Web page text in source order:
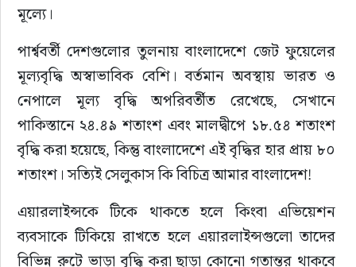
মূল্যে।
পার্শ্ববর্তী দেশগুলোর তুলনায় বাংলাদেশে জেট ফুয়েলের
মূল্যবৃদ্ধি অস্বাভাবিক বেশি। বর্তমান অবস্থায় ভারত ও
নেপালে মূল্য বৃদ্ধি অপরিবর্তীত রেখেছে, সেখানে
পাকিস্তানে ২৪.৪৯ শতাংশ এবং মালদ্বীপে ১৮.৫৪ শতাংশ
বৃদ্ধি করা হয়েছে, কিন্তু বাংলাদেশে এই বৃদ্ধির হার প্রায় ৮০
শতাংশ। সত্যিই সেলুকাস কি বিচিত্র আমার বাংলাদেশ!
এয়ারলাইন্সকে টিকে থাকতে হলে কিংবা এভিয়েশন
ব্যবসাকে টিকিয়ে রাখতে হলে এয়ারলাইন্সগুলো তাদের
বিভিন্ন রুটে ভাড়া বৃদ্ধি করা ছাড়া কোনো গতান্তর থাকবে